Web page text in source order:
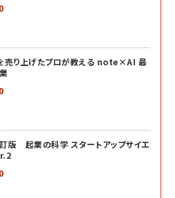
売り上げたプロが教える note×AI 最
版 起業の科学 スタートアップサイエ